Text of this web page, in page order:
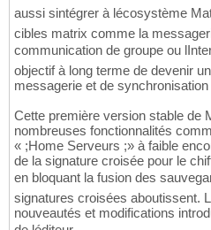
aussi sintégrer à lécosystème
cibles matrix comme la
communication de groupe ou
objectif à long terme de devenir
messagerie et de
Cette première version stable de
nombreuses fonctionnalités
« ;Home Serveurs ;» à faible
de la signature croisée pour le
en bloquant la fusion des
signatures croisées aboutissent.
nouveautés et modifications